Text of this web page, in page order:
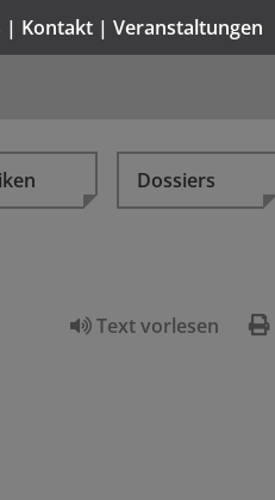
| Kontakt | Veranstaltungen
Dossiers
Text vorlesen